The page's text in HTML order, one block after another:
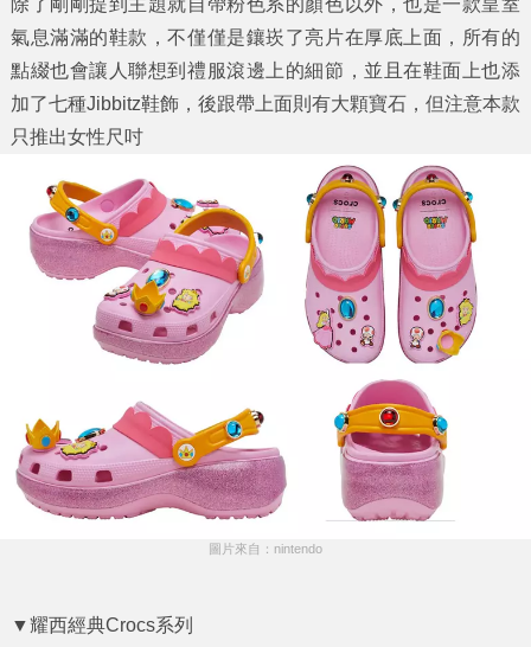
除了剛剛提到主題就自帶粉色系的顏色以外，也是一款皇室
氣息滿滿的鞋款，不僅僅是鑲崁了亮片在厚底上面，所有的
點綴也會讓人聯想到禮服滾邊上的細節，並且在鞋面上也添
加了七種Jibbitz鞋飾，後跟帶上面則有大顆寶石，但注意本款
只推出女性尺吋
圖片來自：nintendo
▼耀西經典Crocs系列